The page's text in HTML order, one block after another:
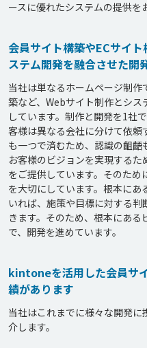
会員サイト構築やECサイ
ステム開発を融合させた開
当社は単なるホームページ制
築など、Webサイト制作とシ
しています。制作と開発を1社
客様は異なる会社に分けて依
も一つで済むため、認識の齟齬
お客様のビジョンを実現する
をご提供しています。そのた
を大切にしています。根本にあ
いれば、施策や目標に対する
きます。そのため、根本にあ
kintoneを活用した会員サ
績があります
当社はこれまでに様々な開発
介します。